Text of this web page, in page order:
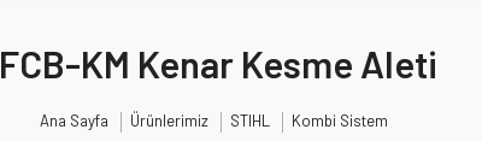
FCB-KM Kenar Kesme Aleti
Ana Sayfa Ürünlerimiz STIHL Kombi Sistem